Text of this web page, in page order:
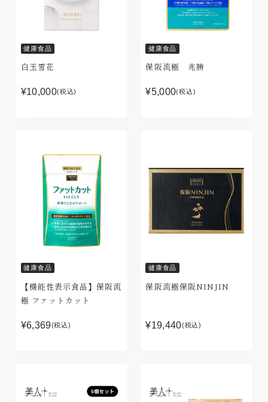
健康食品
白玉雪花
¥10,000(税込)
健康食品
保阪流極 兆勝
¥5,000(税込)
健康食品
【機能性表示食品】保阪流
極 ファットカット
¥6,369(税込)
健康食品
保阪流極保阪NINJIN
¥19,440(税込)